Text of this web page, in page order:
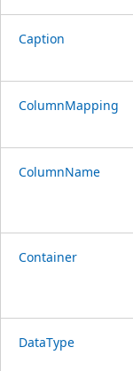
Caption
ColumnMapping
ColumnName
Container
DataType